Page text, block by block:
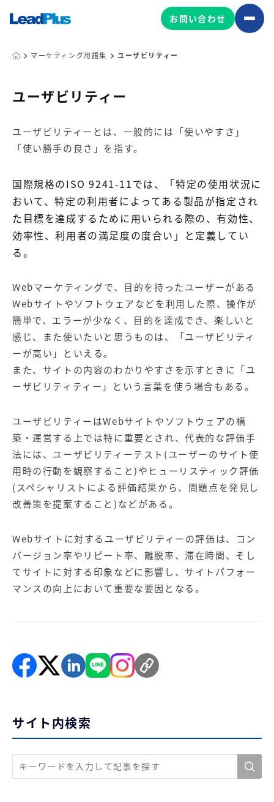
Web制作
コンテンツ制作
マーケティング基盤
マーケティング基盤の製品
サイトアクセス解析ダッシュ
ボード
HubSpot導入・運用
ア
マーケティングサービス
ング
サービス
【IT企業向け】マーケティン
グ
サービス
SNSアカウント運用代行サー
ビス（LINE）
広告プロモーションの製品
Web広告サービス
Web広告パッケージ
【塾・個別塾業界向け】新規
集客Web広告パッケージ
サイトアクセス増加パッケー
ジ
商圏ねらいうちパッケージ 求人パッケージ
WEBプラス
お問い合わせ
マーケティング用語集 ユーザビリティー
ユーザビリティー
ユーザビリティーとは、一般的には「使いやすさ」
「使い勝手の良さ」を指す。
国際規格のISO 9241-11では、「特定の使用状況に
おいて、特定の利用者によってある製品が指定され
た目標を達成するために用いられる際の、有効性、
効率性、利用者の満足度の度合い」と定義してい
る。
Webマーケティングで、目的を持ったユーザーがある
Webサイトやソフトウェアなどを利用した際、操作が
簡単で、エラーが少なく、目的を達成でき、楽しいと
感じ、また使いたいと思うものは、「ユーザビリティ
ーが高い」といえる。
また、サイトの内容のわかりやすさを示すときに「ユ
ーザビリティティー」という言葉を使う場合もある。
ユーザビリティーはWebサイトやソフトウェアの構
築・運営する上では特に重要とされ、代表的な評価手
法には、ユーザビリティーテスト(ユーザーのサイト使
用時の行動を観察すること)やヒューリスティック評価
(スペシャリストによる評価結果から、問題点を発見し
改善策を提案すること)などがある。
Webサイトに対するユーザビリティーの評価は、コン
バージョン率やリピート率、離脱率、滞在時間、そし
てサイトに対する印象などに影響し、サイトパフォー
マンスの向上において重要な要因となる。
サイト内検索